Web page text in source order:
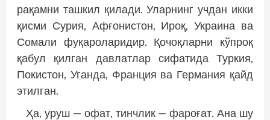
рақамни ташкил қилади. Уларнинг учдан икки
қисми Сурия, Афғонистон, Ироқ, Украина ва
Сомали фуқароларидир. Қочоқларни кўпроқ
қабул қилган давлатлар сифатида Туркия,
Покистон, Уганда, Франция ва Германия қайд
этилган.
Ҳа, уруш — офат, тинчлик — фароғат. Ана шу